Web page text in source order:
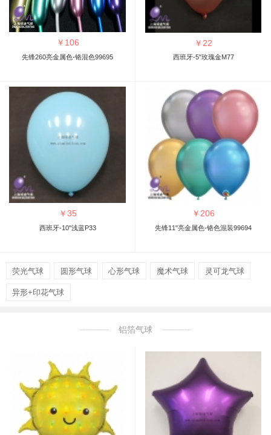
￥ 106
先锋260亮金属色-铬混色99695
￥ 22
西班牙-5"玫瑰金M77
￥35
西班牙-10"浅蓝P33
￥206
先锋11"亮金属色-铬色混装99694
荧光气球 圆形气球 心形气球 魔术气球 灵可龙气球
异形+印花气球
铝箔气球